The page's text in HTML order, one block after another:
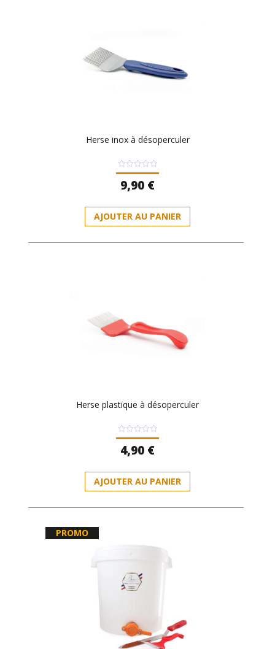
Herse inox à désoperculer
Note
0
sur
9,90 €
AJOUTER AU PANIER
Herse plastique à désoperculer
Note
sur
4,90 €
AJOUTER AU PANIER
PROMO